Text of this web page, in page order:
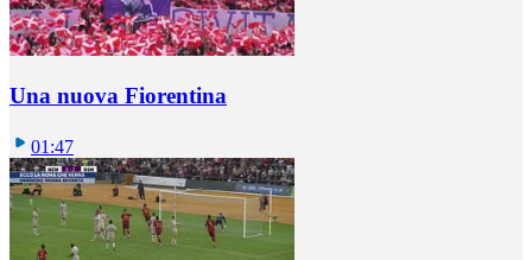
Una nuova Fiorentina
01:47